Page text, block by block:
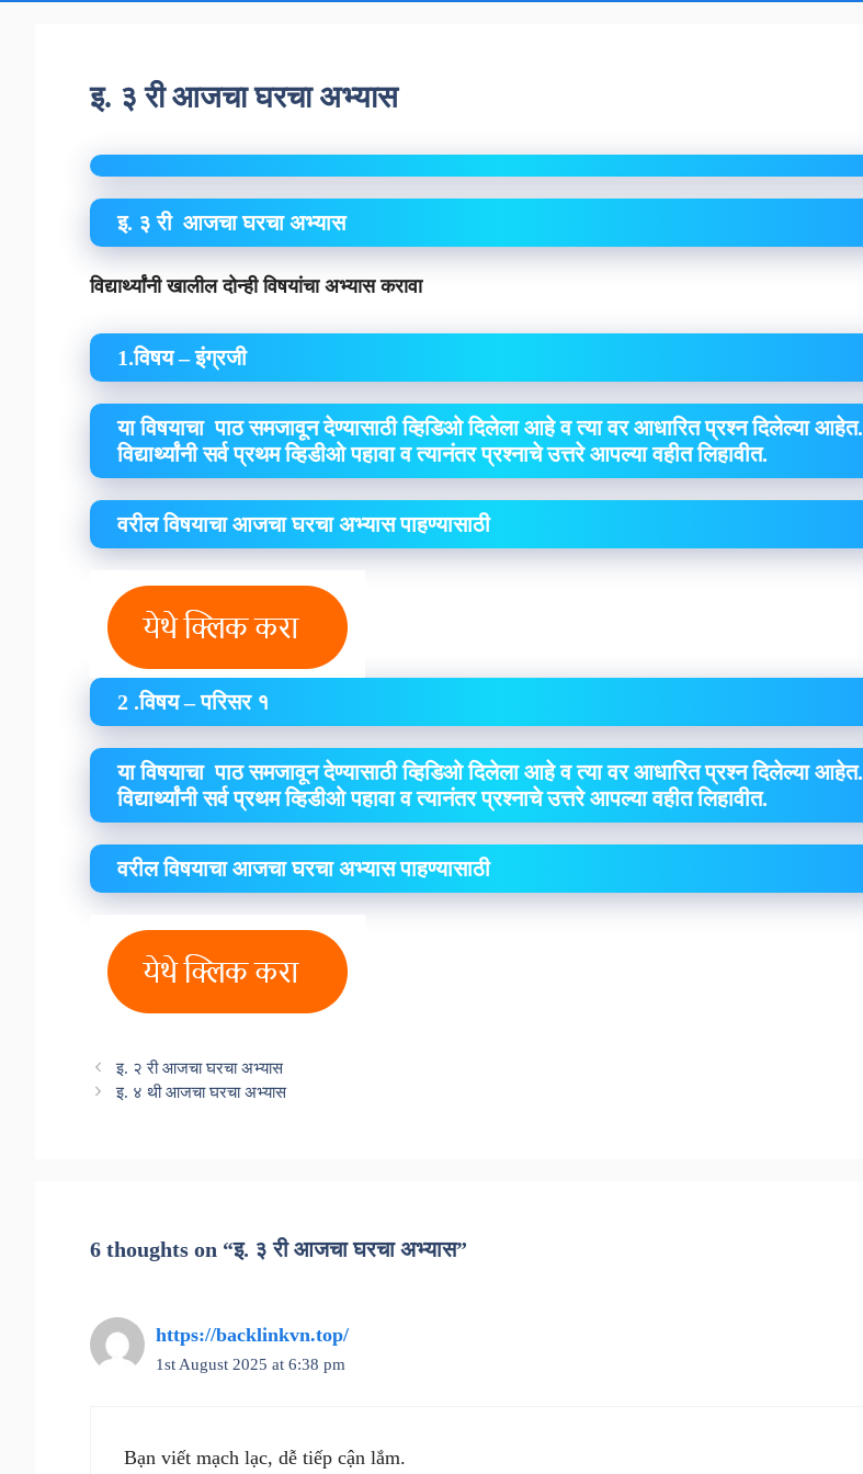
इ. ३ री आजचा घरचा अभ्यास
इ. ३ री आजचा घरचा अभ्यास
विद्यार्थ्यांनी खालील दोन्ही विषयांचा अभ्यास करावा
1.विषय – इंग्रजी
या विषयाचा पाठ समजावून देण्यासाठी व्हिडिओ दिलेला आहे व त्या वर आधारित प्रश्न दिलेल्या आहेत.
विद्यार्थ्यांनी सर्व प्रथम व्हिडीओ पहावा व त्यानंतर प्रश्नाचे उत्तरे आपल्या वहीत लिहावीत.
वरील विषयाचा आजचा घरचा अभ्यास पाहण्यासाठी
2 .विषय – परिसर १
या विषयाचा पाठ समजावून देण्यासाठी व्हिडिओ दिलेला आहे व त्या वर आधारित प्रश्न दिलेल्या आहेत.
विद्यार्थ्यांनी सर्व प्रथम व्हिडीओ पहावा व त्यानंतर प्रश्नाचे उत्तरे आपल्या वहीत लिहावीत.
वरील विषयाचा आजचा घरचा अभ्यास पाहण्यासाठी
इ. २ री आजचा घरचा अभ्यास
इ. ४ थी आजचा घरचा अभ्यास
6 thoughts on “इ. ३ री आजचा घरचा अभ्यास”
https://backlinkvn.top/
1st August 2025 at 6:38 pm
Bạn viết mạch lạc, dễ tiếp cận lắm.